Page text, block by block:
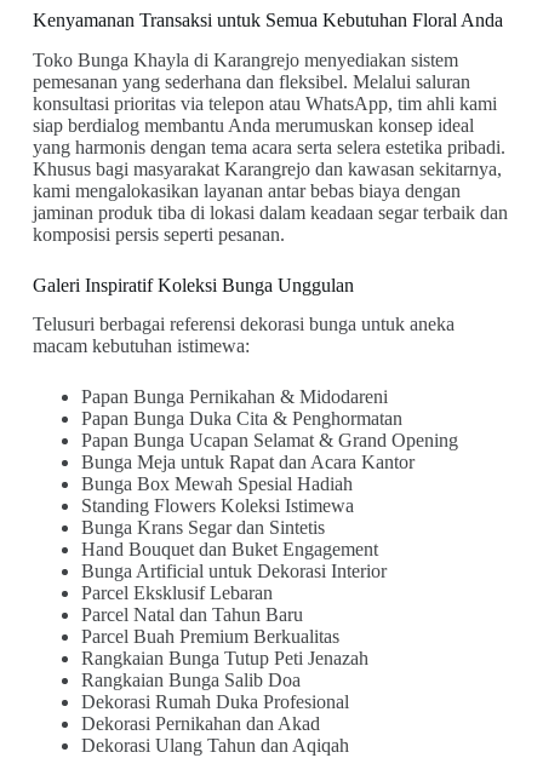
Kenyamanan Transaksi untuk Semua Kebutuhan Floral Anda
Toko Bunga Khayla di Karangrejo menyediakan sistem
pemesanan yang sederhana dan fleksibel. Melalui saluran
konsultasi prioritas via telepon atau WhatsApp, tim ahli kami
siap berdialog membantu Anda merumuskan konsep ideal
yang harmonis dengan tema acara serta selera estetika pribadi.
Khusus bagi masyarakat Karangrejo dan kawasan sekitarnya,
kami mengalokasikan layanan antar bebas biaya dengan
jaminan produk tiba di lokasi dalam keadaan segar terbaik dan
komposisi persis seperti pesanan.
Galeri Inspiratif Koleksi Bunga Unggulan
Telusuri berbagai referensi dekorasi bunga untuk aneka
macam kebutuhan istimewa:
Papan Bunga Pernikahan & Midodareni
Papan Bunga Duka Cita & Penghormatan
Papan Bunga Ucapan Selamat & Grand Opening
Bunga Meja untuk Rapat dan Acara Kantor
Bunga Box Mewah Spesial Hadiah
Standing Flowers Koleksi Istimewa
Bunga Krans Segar dan Sintetis
Hand Bouquet dan Buket Engagement
Bunga Artificial untuk Dekorasi Interior
Parcel Eksklusif Lebaran
Parcel Natal dan Tahun Baru
Parcel Buah Premium Berkualitas
Rangkaian Bunga Tutup Peti Jenazah
Rangkaian Bunga Salib Doa
Dekorasi Rumah Duka Profesional
Dekorasi Pernikahan dan Akad
Dekorasi Ulang Tahun dan Aqiqah